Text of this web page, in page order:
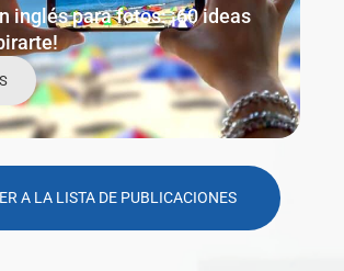
inglés para fotos: ¡60 ideas
A LA LISTA DE PUBLICACIONES